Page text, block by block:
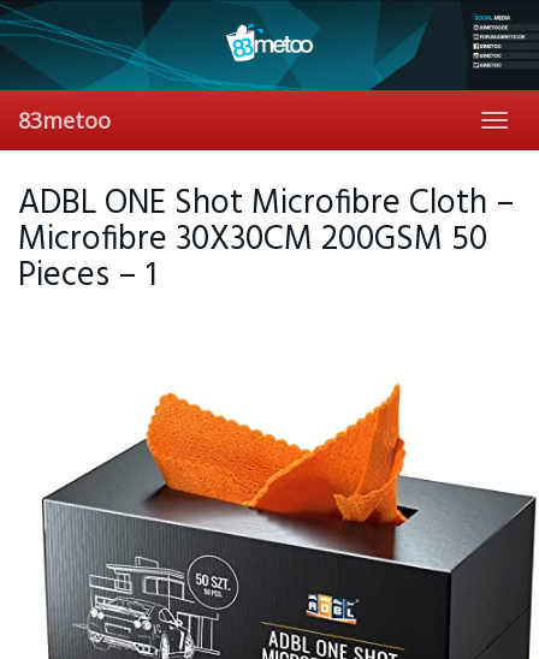
Skip
to
content
83metoo
ADBL ONE Shot Microfibre Cloth –
Microfibre 30X30CM 200GSM 50
Pieces – 1